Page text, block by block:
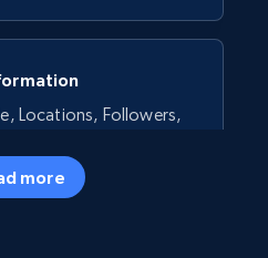
Locations, Followers,
more